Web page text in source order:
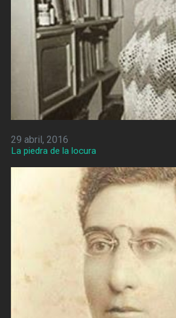
29 abril, 2016
La piedra de la locura